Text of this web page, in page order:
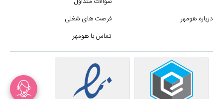
درباره هومهر
فرصت های شغلی
تماس با هومهر